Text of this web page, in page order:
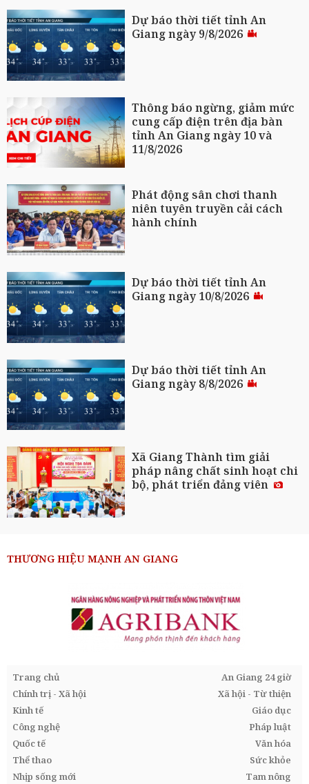
Dự báo thời tiết tỉnh An
Giang ngày 9/8/2026
Thông báo ngừng, giảm mức
cung cấp điện trên địa bàn
tỉnh An Giang ngày 10 và
11/8/2026
Phát động sân chơi thanh
niên tuyên truyền cải cách
hành chính
Dự báo thời tiết tỉnh An
Giang ngày 10/8/2026
Dự báo thời tiết tỉnh An
Giang ngày 8/8/2026
Xã Giang Thành tìm giải
pháp nâng chất sinh hoạt chi
bộ, phát triển đảng viên
THƯƠNG HIỆU MẠNH AN GIANG
Trang chủ
An Giang 24 giờ
Chính trị - Xã hội
Xã hội - Từ thiện
Kinh tế
Giáo dục
Công nghệ
Pháp luật
Quốc tế
Văn hóa
Thể thao
Sức khỏe
Nhịp sống mới
Tam nông